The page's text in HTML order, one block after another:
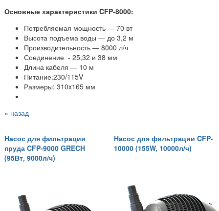
Основные характеристики CFP-8000:
Потребляемая мощность — 70 вт
Высота подъема воды — до 3,2 м
Производительность — 8000 л/ч
Соединение - 25,32 и 38 мм
Длина кабеля — 10 м
Питание:230/115V
Размеры: 310x165 мм
« назад
Насос для фильтрации
пруда CFP-9000 GRECH
(95Вт, 9000л/ч)
Насос для фильтрации CFP-
10000 (155W, 10000л/ч)